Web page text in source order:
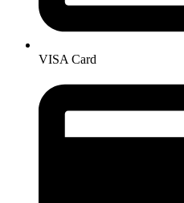
VISA Card